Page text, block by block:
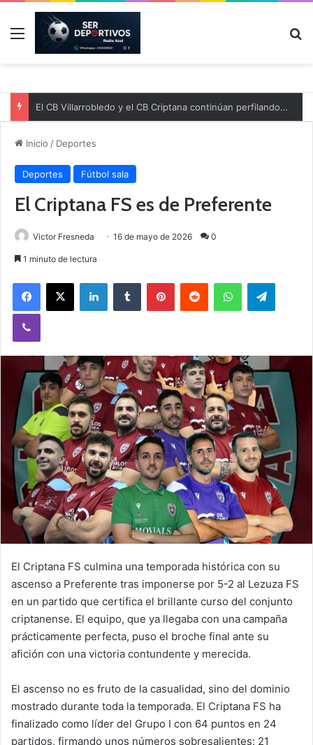
Menú
El CB Villarrobledo y el CB Criptana continúan perfilando sus plantillas
Inicio / Deportes
Deportes Fútbol sala
El Criptana FS es de Preferente
Victor Fresneda 16 de mayo de 2026 0
1 minuto de lectura
El Criptana FS culmina una temporada histórica con su
ascenso a Preferente tras imponerse por 5-2 al Lezuza FS
en un partido que certifica el brillante curso del conjunto
criptanense. El equipo, que ya llegaba con una campaña
prácticamente perfecta, puso el broche final ante su
afición con una victoria contundente y merecida.
El ascenso no es fruto de la casualidad, sino del dominio
mostrado durante toda la temporada. El Criptana FS ha
finalizado como líder del Grupo I con 64 puntos en 24
partidos, firmando unos números sobresalientes: 21